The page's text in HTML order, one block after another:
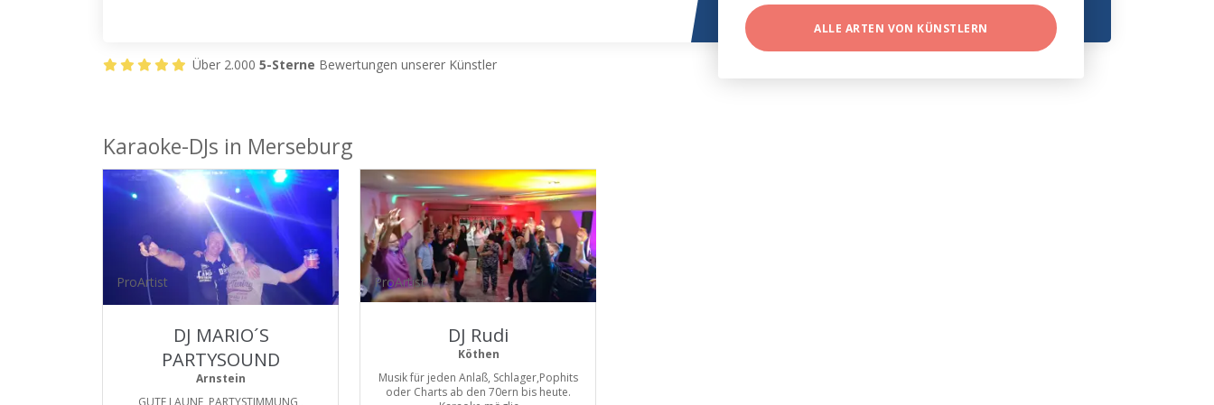
ALLE ARTEN VON KÜNSTLERN
Über 2.000 5-Sterne Bewertungen unserer Künstler
Karaoke-DJs in Merseburg
ProArtist
DJ MARIO´S
PARTYSOUND
Arnstein
GUTE LAUNE ,PARTYSTIMMUNG ,
ProArtist
DJ Rudi
Köthen
Musik für jeden Anlaß, Schlager,Pophits
oder Charts ab den 70ern bis heute.